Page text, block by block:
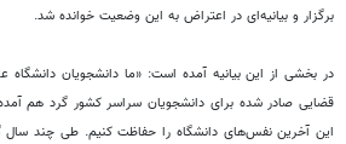
برگزار و بیانیه‌ای در اعتراض به این وضعیت خوانده شد.
در بخشی از این بیانیه آمده است: «ما دانشجویان
قضایی صادر شده برای دانشجویان سراسر کشور گرد هم
این آخرین نفس‌های دانشگاه را حفاظت کنیم.طی چند سال